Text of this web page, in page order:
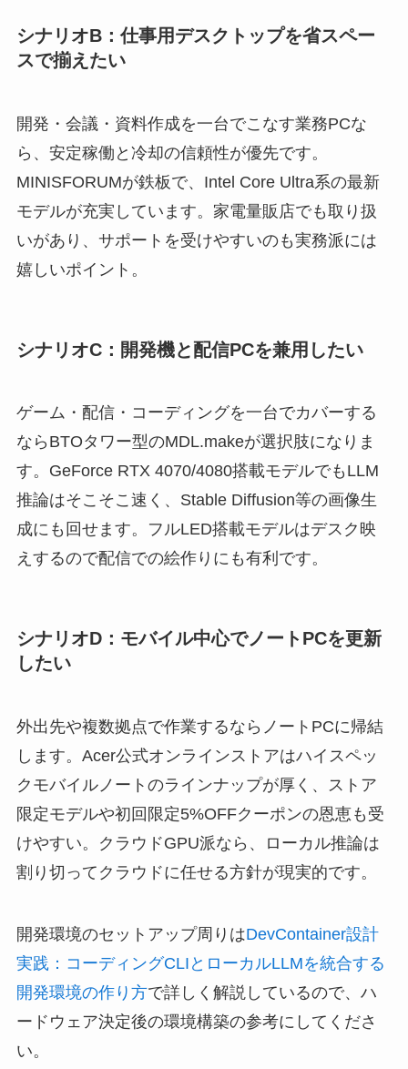
シナリオB：仕事用デスクトップを省スペー
スで揃えたい
開発・会議・資料作成を一台でこなす業務PCな
ら、安定稼働と冷却の信頼性が優先です。
MINISFORUMが鉄板で、Intel Core Ultra系の最新
モデルが充実しています。家電量販店でも取り扱
いがあり、サポートを受けやすいのも実務派には
嬉しいポイント。
シナリオC：開発機と配信PCを兼用したい
ゲーム・配信・コーディングを一台でカバーする
ならBTOタワー型のMDL.makeが選択肢になりま
す。GeForce RTX 4070/4080搭載モデルでもLLM
推論はそこそこ速く、Stable Diffusion等の画像生
成にも回せます。フルLED搭載モデルはデスク映
えするので配信での絵作りにも有利です。
シナリオD：モバイル中心でノートPCを更新
したい
外出先や複数拠点で作業するならノートPCに帰結
します。Acer公式オンラインストアはハイスペッ
クモバイルノートのラインナップが厚く、ストア
限定モデルや初回限定5%OFFクーポンの恩恵も受
けやすい。クラウドGPU派なら、ローカル推論は
割り切ってクラウドに任せる方針が現実的です。
開発環境のセットアップ周りはDevContainer設計
実践：コーディングCLIとローカルLLMを統合する
開発環境の作り方で詳しく解説しているので、ハ
ードウェア決定後の環境構築の参考にしてくださ
い。